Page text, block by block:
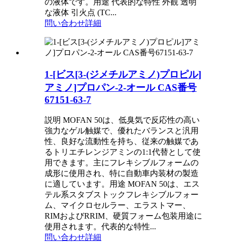
の液体です。用途 代表的な特性 外観 透明
な液体 引火点 (TC...
問い合わせ詳細
1-[ビス[3-(ジメチルアミノ)プロピル]
アミノ]プロパン-2-オール CAS番号
67151-63-7
説明 MOFAN 50は、低臭気で反応性の高い
強力なゲル触媒で、優れたバランスと汎用
性、良好な流動性を持ち、従来の触媒であ
るトリエチレンジアミンの1:1代替として使
用できます。主にフレキシブルフォームの
成形に使用され、特に自動車内装材の製造
に適しています。用途 MOFAN 50は、エス
テル系スタブストックフレキシブルフォー
ム、マイクロセルラー、エラストマー、
RIMおよびRRIM、硬質フォーム包装用途に
使用されます。代表的な特性...
問い合わせ詳細